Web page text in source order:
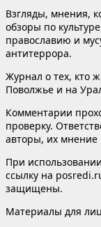
Взгляды, мнения,
обзоры по
православию и
антитеррора.
Журнал о тех, кто
Поволжье и на
Комментарии
проверку.
авторы, их мнение
При
ссылку на
защищены.
Материалы для